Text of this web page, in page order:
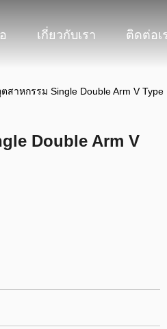
เกี่ยวกับเรา ติดต่อเ
สาหกรรม Single Double Arm V
Double Arm V